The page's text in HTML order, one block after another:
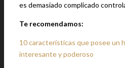
es demasiado complicado
Te recomendamos:
10 características que posee un
interesante y poderoso